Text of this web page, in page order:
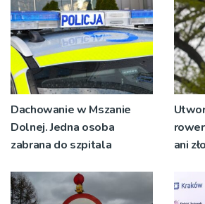
Dachowanie w Mszanie
Dolnej. Jedna osoba
zabrana do szpitala
ani